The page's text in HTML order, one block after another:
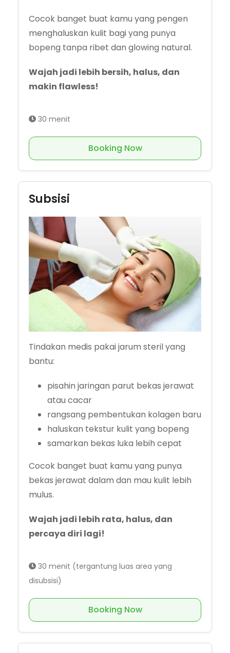
Cocok banget buat kamu yang pengen
menghaluskan kulit bagi yang punya
bopeng tanpa ribet dan glowing natural.
Wajah jadi lebih bersih, halus, dan
makin flawless!
30 menit
Booking Now
Subsisi
Tindakan medis pakai jarum steril yang
bantu:
pisahin jaringan parut bekas jerawat
atau cacar
rangsang pembentukan kolagen baru
haluskan tekstur kulit yang bopeng
samarkan bekas luka lebih cepat
Cocok banget buat kamu yang punya
bekas jerawat dalam dan mau kulit lebih
mulus.
Wajah jadi lebih rata, halus, dan
percaya diri lagi!
30 menit (tergantung luas area yang
disubsisi)
Booking Now